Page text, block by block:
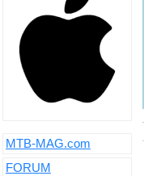
MTB-MAG.com
FORUM